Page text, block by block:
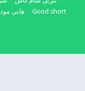
Good short
هابي